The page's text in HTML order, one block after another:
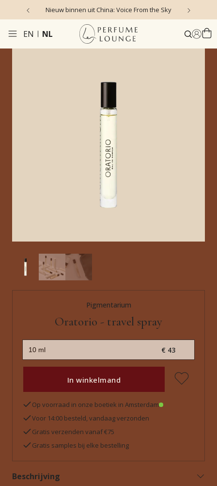
Nieuw binnen uit China: Voice From the Sky
EN NL
Pigmentarium
Oratorio - travel spray
€ 43
In winkelmand
Op voorraad in onze boetiek in Amsterdam
Voor 14:00 besteld, vandaag verzonden
Gratis verzenden vanaf €75
Gratis samples bij elke bestelling
Beschrijving